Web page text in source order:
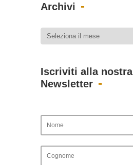
Archivi
Iscriviti alla nostra
Newsletter